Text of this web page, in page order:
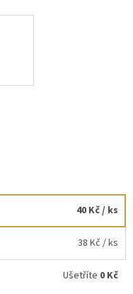
40 Kč/ ks
38 Kč / ks
Ušetříte 0 Kč